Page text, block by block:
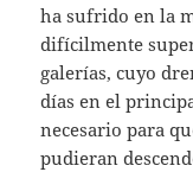
ha sufrido en la
difícilmente
galerías, cuyo
días en el
necesario para
pudieran